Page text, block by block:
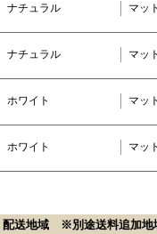
ナチュラル マッ
ナチュラル マッ
ホワイト マッ
ホワイト マッ
配送地域 ※別途送料追加地